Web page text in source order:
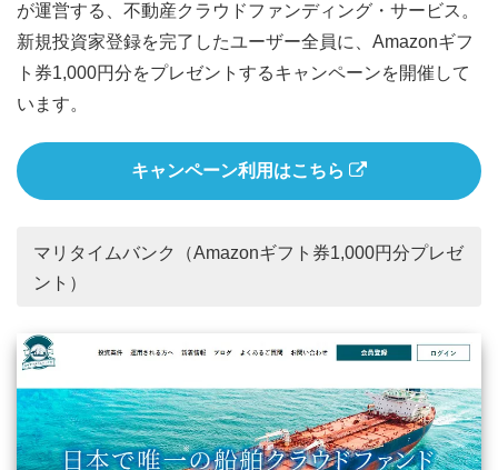
が運営する、不動産クラウドファンディング・サービス。
新規投資家登録を完了したユーザー全員に、Amazonギフ
ト券1,000円分をプレゼントするキャンペーンを開催して
います。
キャンペーン利用はこちら
マリタイムバンク（Amazonギフト券1,000円分プレゼ
ント）